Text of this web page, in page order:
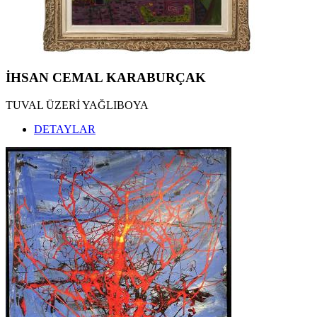
İHSAN CEMAL KARABURÇAK
TUVAL ÜZERİ YAĞLIBOYA
DETAYLAR